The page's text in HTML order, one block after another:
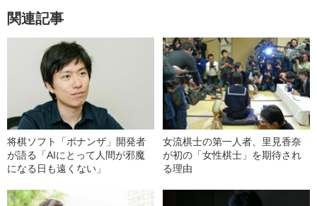
関連記事
将棋ソフト「ポナンザ」開発者
が語る「AIにとって人間が邪魔
になる日も遠くない」
女流棋士の第一人者、里見香奈
が初の「女性棋士」を期待され
る理由